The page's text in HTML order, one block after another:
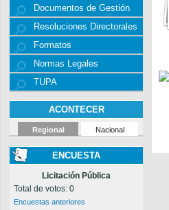
Documentos de Gestión
Resoluciones Directorales
Formatos
Normas Legales
TUPA
ACONTECER
Regional Nacional
ENCUESTA
Licitación Pública
Total de votos: 0
Encuestas anteriores